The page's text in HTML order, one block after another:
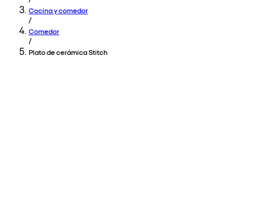
Cocina y comedor
/
Comedor
/
Plato de cerámica Stitch